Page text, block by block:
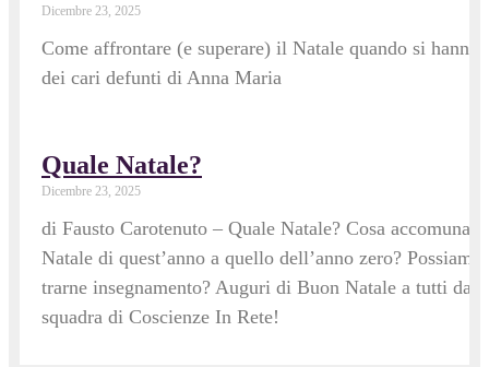
Dicembre 23, 2025
Come affrontare (e superare) il Natale quando si hanno
dei cari defunti di Anna Maria
Quale Natale?
Dicembre 23, 2025
di Fausto Carotenuto – Quale Natale? Cosa accomuna il
Natale di quest’anno a quello dell’anno zero? Possiamo
trarne insegnamento? Auguri di Buon Natale a tutti
squadra di Coscienze In Rete!